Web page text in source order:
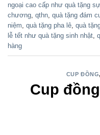
ngoại cao cấp như quà tặng
chương, qthn, quà tặng đám
niệm, quà tặng pha lê, quà
lễ tết như quà tặng sinh nhật,
hàng
CUP ĐỒNG
Cup